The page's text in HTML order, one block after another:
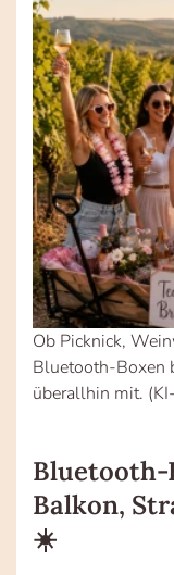
Ob Picknick,
Bluetooth-Boxen
überallhin mit.
Bluetooth-
Balkon,
☀️